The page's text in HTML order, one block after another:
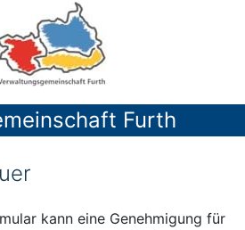
Furth
kann eine Genehmigung für